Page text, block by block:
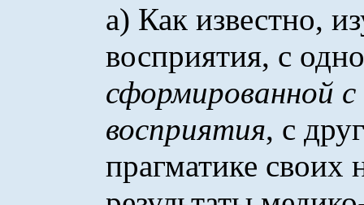
а) Как известно,
восприятия, с
сформированной
восприятия, с
прагматике